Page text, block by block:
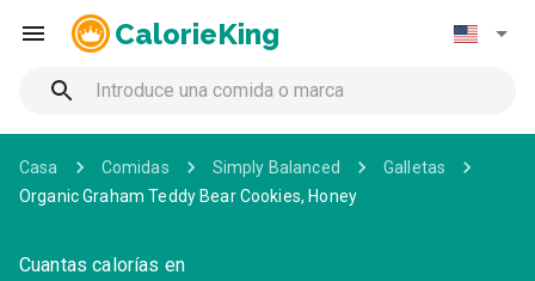
CalorieKing
Casa Comidas Simply Balanced
Galletas
Organic Graham Teddy Bear Cookies, Honey
Cuantas calorías en